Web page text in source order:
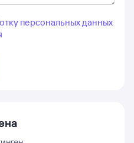
персональных данных